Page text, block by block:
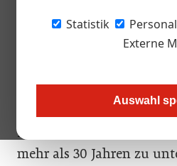
Statistik
Externe
Auswahl
Friso Schopper schnöde
umtriebige Netzwerker
Leidenschaft und
ihn seine
mehr als 30 Jahren zu